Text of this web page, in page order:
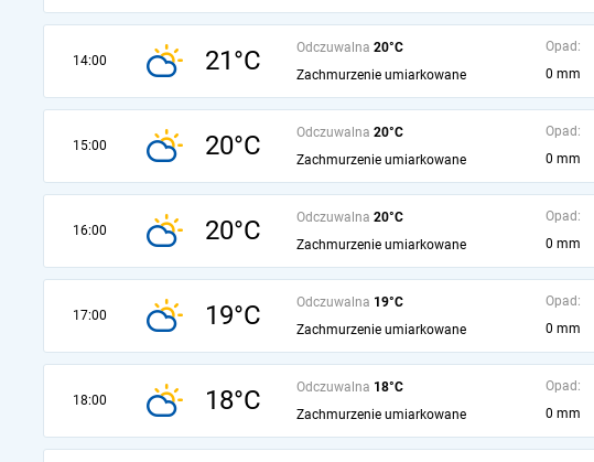
14:00 21°C Odczuwalna 20°C
Zachmurzenie umiarkowane
Opad:
0 mm
15:00 20°C Odczuwalna 20°C
Zachmurzenie umiarkowane
Opad:
0 mm
16:00 20°C Odczuwalna 20°C
Zachmurzenie umiarkowane
Opad:
0 mm
17:00 19°C Odczuwalna 19°C
Zachmurzenie umiarkowane
Opad:
0 mm
18:00 18°C Odczuwalna 18°C
Zachmurzenie umiarkowane
Opad:
0 mm